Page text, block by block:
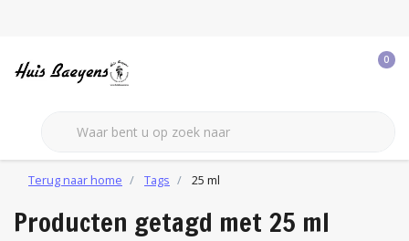
0
Terug naar home Tags 25 ml
Producten getagd met 25 ml